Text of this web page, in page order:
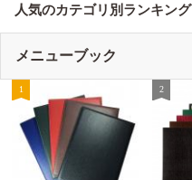
人気のカテゴリ別ランキング
メニューブック